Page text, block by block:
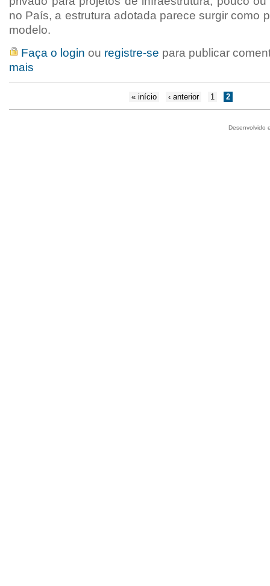
no País, a estrutura adotada parece surgir como
modelo.
Faça o login ou registre-se para publicar
mais
« início ‹ anterior 1 2
Desenvolvido